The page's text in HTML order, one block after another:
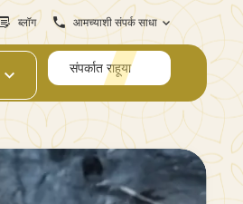
ब्लॉग आमच्याशी संपर्क साधा
संपर्कात राहूया